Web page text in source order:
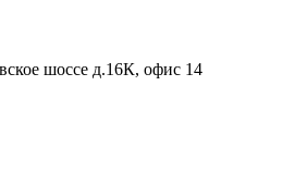
шоссе д.16К, офис 14